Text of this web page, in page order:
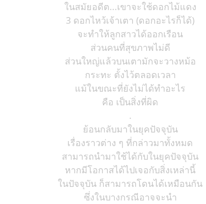
ในสมัยอดีต...เขาจะใช้ดอกไม้แดง
3 ดอกไหว้เจ้าเตา (ดอกอะไรก็ได้)
จะทำให้ลูกสาวได้ออกเรือน
ส่วนคนที่สุขภาพไม่ดี
ส่วนใหญ่แล้วบนเตามักจะวางหม้อ
กระทะ ตั้งไว้ตลอดเวลา
แม้ในขณะที่ยังไม่ได้ทำอะไร
คือ เป็นสิ่งที่ผิด
.
ย้อนกลับมาในยุคปัจจุบัน
เรื่องราวต่าง ๆ ที่กล่าวมาทั้งหมด
สามารถนำมาใช้ได้กับในยุคปัจจุบัน
หากมีโอกาสได้ไปเจอกับสิ่งเหล่านี้
ในปัจจุบัน ก็สามารถโดนได้เหมือนกัน
ซึ่งในบางกรณีอาจจะนำ